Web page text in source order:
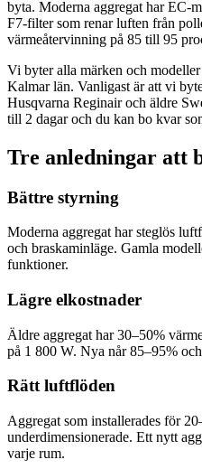
byta. Moderna aggregat har EC-
F7-filter som renar luften från
värmeåtervinning på 85 till 95
Vi byter alla märken och
Kalmar län. Vanligast är att vi
Husqvarna Reginair och äldre
till 2 dagar och du kan bo kvar
Tre anledningar att
Bättre styrning
Moderna aggregat har steglös
och braskaminläge. Gamla
funktioner.
Lägre elkostnader
Äldre aggregat har 30–50%
på 1 800 W. Nya når 85–95%
Rätt luftflöden
Aggregat som installerades för
underdimensionerade. Ett nytt
varje rum.